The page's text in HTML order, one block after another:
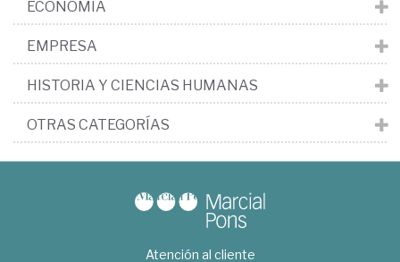
ECONOMÍA
EMPRESA
HISTORIA Y CIENCIAS HUMANAS
OTRAS CATEGORÍAS
Atención al cliente